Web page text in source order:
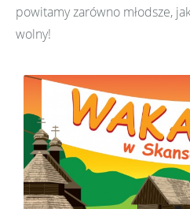
powitamy zarówno młodsze,
wolny!